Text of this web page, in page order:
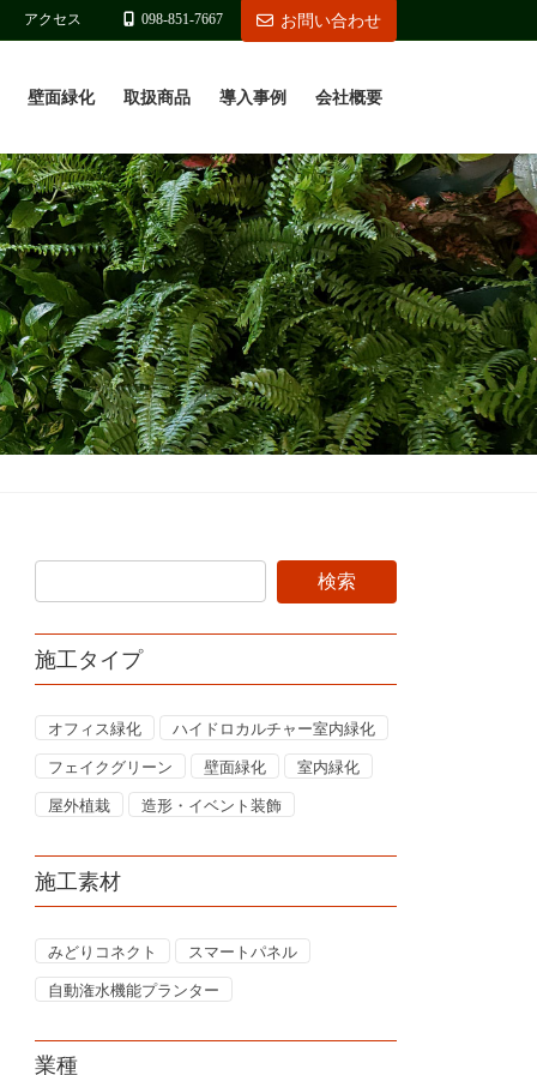
アクセス 098-851-7667 お問い合わせ
壁面緑化 取扱商品 導入事例 会社概要
施工タイプ
オフィス緑化 ハイドロカルチャー室内緑化
フェイクグリーン 壁面緑化 室内緑化
屋外植栽 造形・イベント装飾
施工素材
みどりコネクト スマートパネル
自動潅水機能プランター
業種